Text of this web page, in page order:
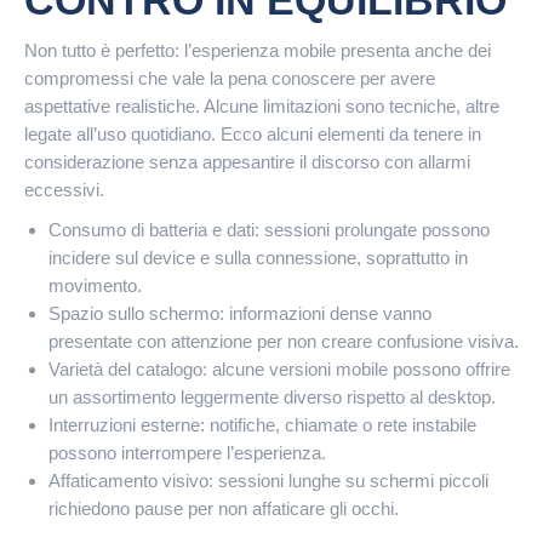
Non tutto è perfetto: l’esperienza mobile presenta anche dei
compromessi che vale la pena conoscere per avere
aspettative realistiche. Alcune limitazioni sono tecniche, altre
legate all’uso quotidiano. Ecco alcuni elementi da tenere in
considerazione senza appesantire il discorso con allarmi
eccessivi.
Consumo di batteria e dati: sessioni prolungate possono
incidere sul device e sulla connessione, soprattutto in
movimento.
Spazio sullo schermo: informazioni dense vanno
presentate con attenzione per non creare confusione visiva.
Varietà del catalogo: alcune versioni mobile possono offrire
un assortimento leggermente diverso rispetto al desktop.
Interruzioni esterne: notifiche, chiamate o rete instabile
possono interrompere l’esperienza.
Affaticamento visivo: sessioni lunghe su schermi piccoli
richiedono pause per non affaticare gli occhi.